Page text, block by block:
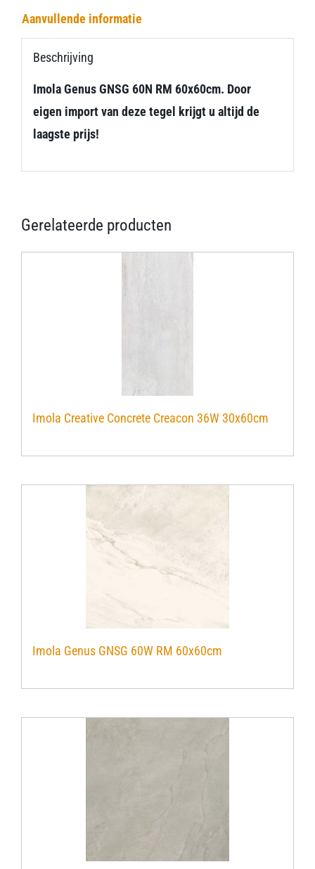
Aanvullende informatie
Beschrijving
Imola Genus GNSG 60N RM 60x60cm. Door
eigen import van deze tegel krijgt u altijd de
laagste prijs!
Gerelateerde producten
Imola Creative Concrete Creacon 36W 30x60cm
Imola Genus GNSG 60W RM 60x60cm